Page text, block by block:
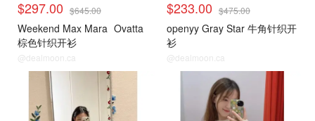
$297.00 $645.00
Weekend Max Mara Ovatta
棕色针织开衫
@dealmoon.ca
$233.00 $475.00
openyy Gray Star 牛角针织开
衫
@dealmoon.ca
毛衣针织衫